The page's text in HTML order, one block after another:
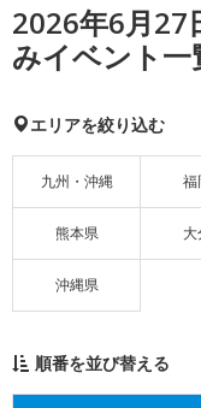
2026年6月27
みイベント一
エリアを絞り込む
九州・沖縄 福
熊本県
沖縄県
順番を並び替える